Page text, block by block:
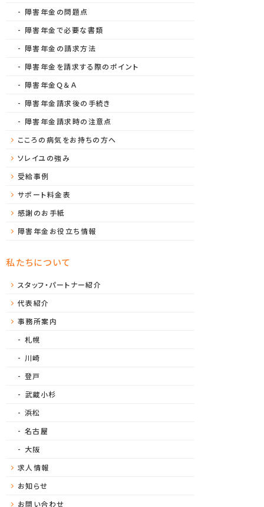
障害年金の問題点
障害年金で必要な書類
障害年金の請求方法
障害年金を請求する際のポイント
障害年金Ｑ＆Ａ
障害年金請求後の手続き
障害年金請求時の注意点
こころの病気をお持ちの方へ
ソレイユの強み
受給事例
サポート料金表
感謝のお手紙
障害年金お役立ち情報
私たちについて
スタッフ・パートナー紹介
代表紹介
事務所案内
札幌
川崎
登戸
武蔵小杉
浜松
名古屋
大阪
求人情報
お知らせ
お問い合わせ